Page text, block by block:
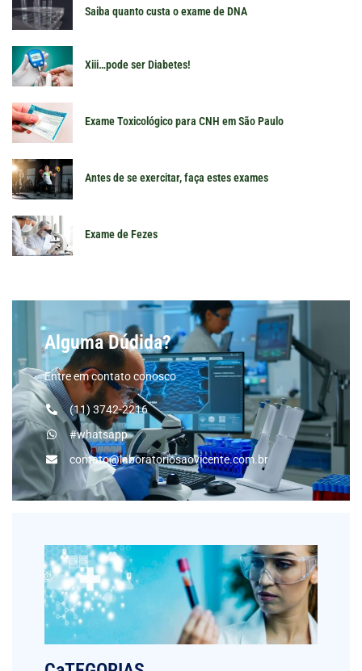
Saiba quanto custa o exame de DNA
Xiii…pode ser Diabetes!
Exame Toxicológico para CNH em São Paulo
Antes de se exercitar, faça estes exames
Exame de Fezes
Alguma Dúdida?
Entre em contato conosco
(11) 3742-2216
#whatsapp
contato@laboratoriosaovicente.com.br